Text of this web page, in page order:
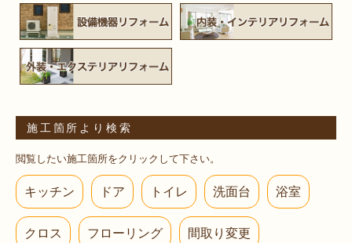
施工箇所より検索
閲覧したい施工箇所をクリックして下さい。
キッチン ドア トイレ 洗面台 浴室
クロス フローリング 間取り変更